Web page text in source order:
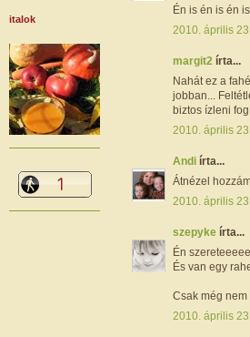
Én is én is én
2010. április
margit2 írta...
Nahát ez a
jobban...
biztos ízleni
2010. április
Andi írta...
Átnézel
2010. április
szepyke írta...
Én
És van egy
Csak még
2010. április
italok